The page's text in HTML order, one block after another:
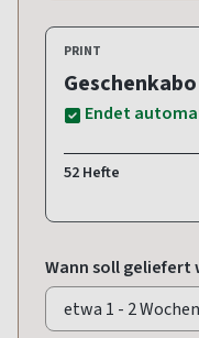
PRINT
Geschenkabo
Endet
52 Hefte
Wann soll geliefert